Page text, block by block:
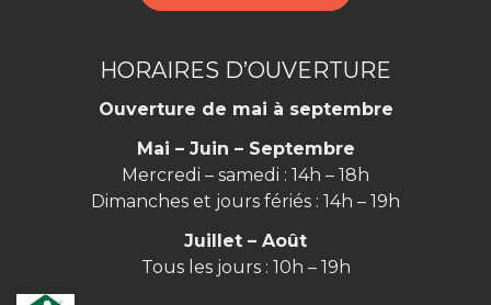
HORAIRES D’OUVERTURE
Ouverture de mai à septembre
Mai – Juin – Septembre
Mercredi – samedi : 14h – 18h
Dimanches et jours fériés : 14h – 19h
Juillet – Août
Tous les jours : 10h – 19h